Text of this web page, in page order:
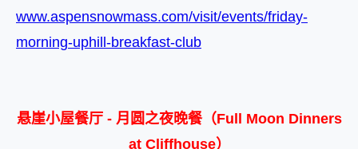
www.aspensnowmass.com/visit/events/friday-
morning-uphill-breakfast-club
悬崖小屋餐厅 - 月圆之夜晚餐（Full Moon Dinners
at Cliffhouse）